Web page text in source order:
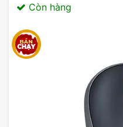
Đặc biệt, chuột Pro X
phù hợp với mọi tay cầm
đa trong suốt quá trình
Logitech Pro X
sẽ trải nghiệm thú vị
được thiết kế tinh tế,
hỗ trợ game thủ và bộ
Còn hàng